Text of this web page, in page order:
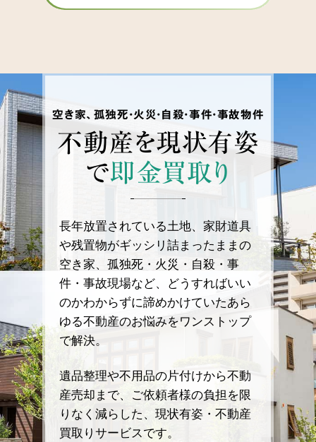
空き家、孤独死・火災・自殺・事件・事故物件
不動産を現状有姿
で即金買取り
長年放置されている土地、家財道具
や残置物がギッシリ詰まったままの
空き家、孤独死・火災・自殺・事
件・事故現場など、どうすればいい
のかわからずに諦めかけていたあら
ゆる不動産のお悩みをワンストップ
で解決。
遺品整理や不用品の片付けから不動
産売却まで、ご依頼者様の負担を限
りなく減らした、現状有姿・不動産
買取りサービスです。